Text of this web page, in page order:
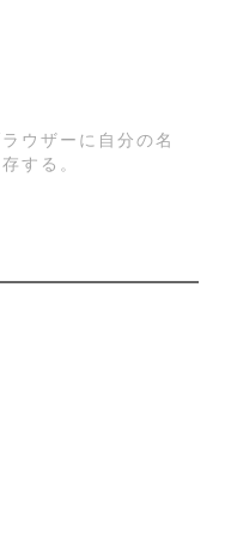
ウザーに自分の名
する。